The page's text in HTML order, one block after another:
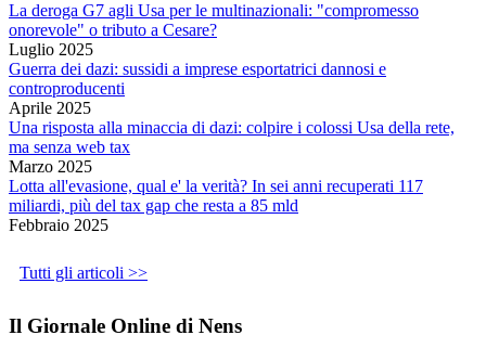
La deroga G7 agli Usa per le multinazionali: "compromesso
onorevole" o tributo a Cesare?
Luglio 2025
Guerra dei dazi: sussidi a imprese esportatrici dannosi e
controproducenti
Aprile 2025
Una risposta alla minaccia di dazi: colpire i colossi Usa della rete,
ma senza web tax
Marzo 2025
Lotta all'evasione, qual e' la verità? In sei anni recuperati 117
miliardi, più del tax gap che resta a 85 mld
Febbraio 2025
Tutti gli articoli >>
Il Giornale Online di Nens